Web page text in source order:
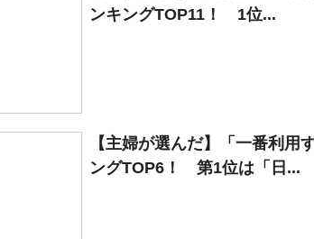
ンキングTOP11！ 1位...
【主婦が選んだ】「一番利用
ングTOP6！ 第1位は「日...